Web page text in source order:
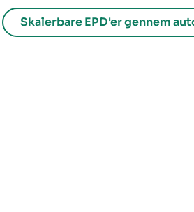
Skalerbare EPD'er gennem